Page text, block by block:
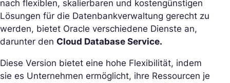
nach flexiblen, skalierbaren und kostengünstigen
Lösungen für die Datenbankverwaltung gerecht zu
werden, bietet Oracle verschiedene Dienste an,
darunter den Cloud Database Service.
Diese Version bietet eine hohe Flexibilität, indem
sie es Unternehmen ermöglicht, ihre Ressourcen je